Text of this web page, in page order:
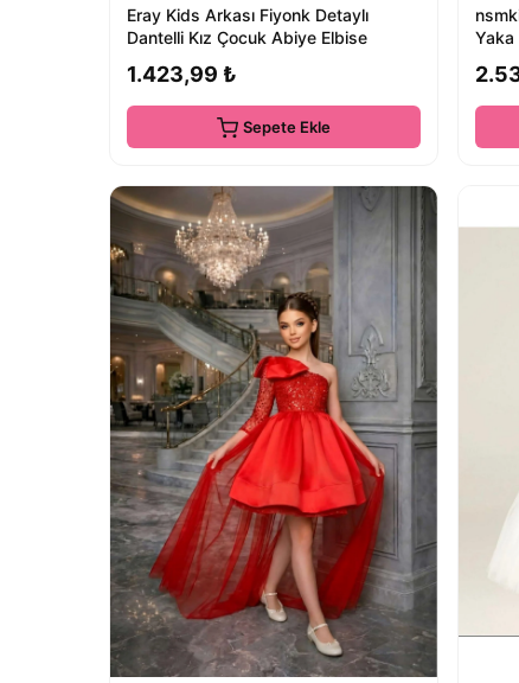
Eray Kids Arkası Fiyonk Detaylı
Dantelli Kız Çocuk Abiye Elbise
1.423,99 ₺
Sepete Ekle
Yaka